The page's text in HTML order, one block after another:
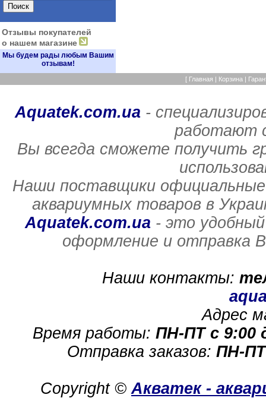
Отзывы покупателей
о нашем магазине
Мы будем рады любым Вашим
отзывам!
[ Главная | Корзина |
Aquatek.com.ua-
работают
Вы всегда сможете получить
Наши поставщики
аквариумных товаров в
Aquatek.com.ua- это удобный
оформление и отправка
Наши контакты:
Адрес
Время работы: ПН-ПТ с 9:00
Отправка заказов: ПН-ПТ
Copyright ©Акватек -